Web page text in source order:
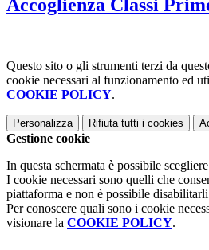
Accoglienza Classi
Questo sito o gli strumenti terzi da
cookie necessari al funzionamento ed
COOKIE POLICY.
Personalizza Rifiuta tutti i cookies
Gestione cookie
In questa schermata è possibile
I cookie necessari sono quelli che
piattaforma e non è possibile
Per conoscere quali sono i cookie
visionare la COOKIE POLICY.